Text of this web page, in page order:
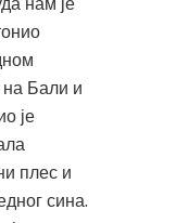
Бали и
је
плес и
сина.